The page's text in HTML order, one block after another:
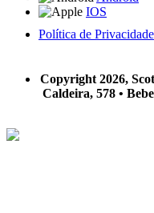
IOS
Política de Privacidade
Copyright 2026,
Caldeira, 578 •